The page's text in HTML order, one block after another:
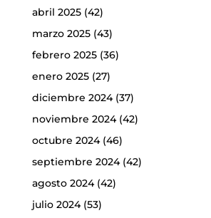
abril 2025(42)
marzo 2025(43)
febrero 2025(36)
enero 2025(27)
diciembre 2024(37)
noviembre 2024(42)
octubre 2024(46)
septiembre 2024(42)
agosto 2024(42)
julio 2024(53)